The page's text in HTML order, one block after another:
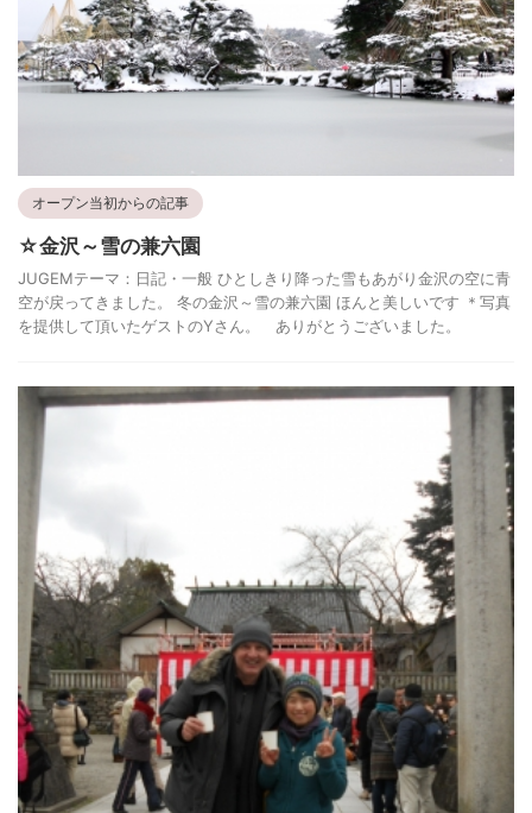
オープン当初からの記事
☆金沢～雪の兼六園
JUGEMテーマ：日記・一般 ひとしきり降った雪もあがり金沢の空に青
空が戻ってきました。 冬の金沢～雪の兼六園 ほんと美しいです ＊写真
を提供して頂いたゲストのYさん。 ありがとうございました。